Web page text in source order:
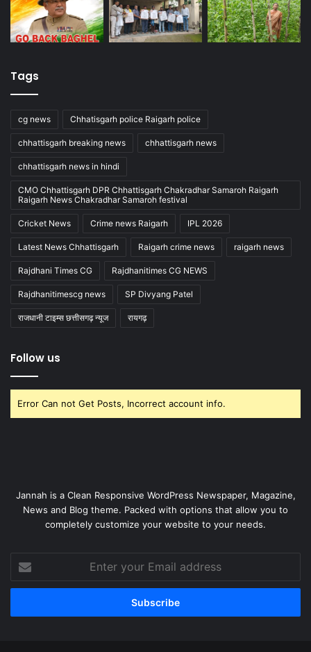
Tags
cg news Chhatisgarh police Raigarh police
chhattisgarh breaking news chhattisgarh news
chhattisgarh news in hindi
CMO Chhattisgarh DPR Chhattisgarh Chakradhar Samaroh Raigarh
Raigarh News Chakradhar Samaroh festival
Cricket News Crime news Raigarh IPL 2026
Latest News Chhattisgarh Raigarh crime news raigarh news
Rajdhani Times CG Rajdhanitimes CG NEWS
Rajdhanitimescg news SP Divyang Patel
राजधानी टाइम्स छत्तीसगढ़ न्यूज रायगढ़
Follow us
Error Can not Get Posts, Incorrect account info.
Jannah is a Clean Responsive WordPress Newspaper, Magazine,
News and Blog theme. Packed with options that allow you to
completely customize your website to your needs.
your
Email